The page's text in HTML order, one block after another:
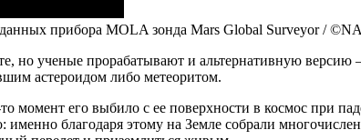
прибора MOLA зонда Mars Global Surveyor /
но ученые прорабатывают и альтернативную
астероидом либо метеоритом.
момент его выбило с ее поверхности в космос при
именно благодаря этому на Земле собрали